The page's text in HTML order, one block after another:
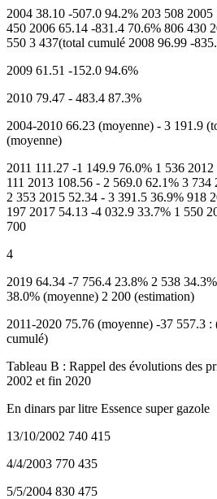
2004 38.10 -507.0 94.2% 203 508
450 2006 65.14 -831.4 70.6% 806 430
550 3 437(total cumulé 2008 96.99 -
2009 61.51 -152.0 94.6%
2010 79.47 - 483.4 87.3%
2004-2010 66.23 (moyenne) - 3 191.9
(moyenne)
2011 111.27 -1 149.9 76.0% 1 536
111 2013 108.56 - 2 569.0 62.1% 3
2 353 2015 52.34 - 3 391.5 36.9% 918
197 2017 54.13 -4 032.9 33.7% 1 550
700
4
2019 64.34 -7 756.4 23.8% 2 538
38.0% (moyenne) 2 200 (estimation)
2011-2020 75.76 (moyenne) -37 557.3
cumulé)
Tableau B : Rappel des évolutions des
2002 et fin 2020
En dinars par litre Essence super gazole
13/10/2002 740 415
4/4/2003 770 435
5/5/2004 830 475